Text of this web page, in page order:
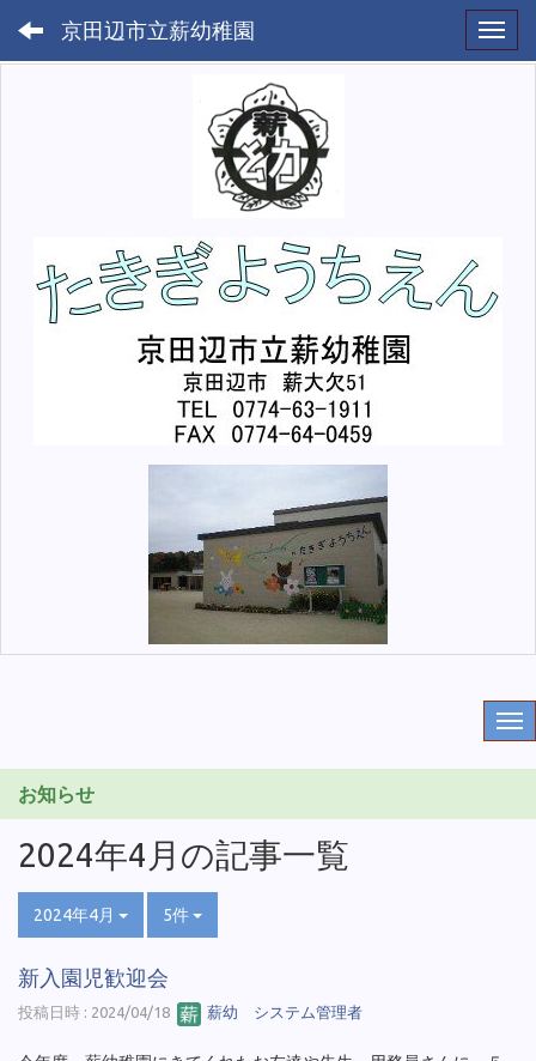
京田辺市立薪幼稚園
お知らせ
2024年4月の記事一覧
2024年4月 5件
新入園児歓迎会
投稿日時 : 2024/04/18 薪幼 システム管理者